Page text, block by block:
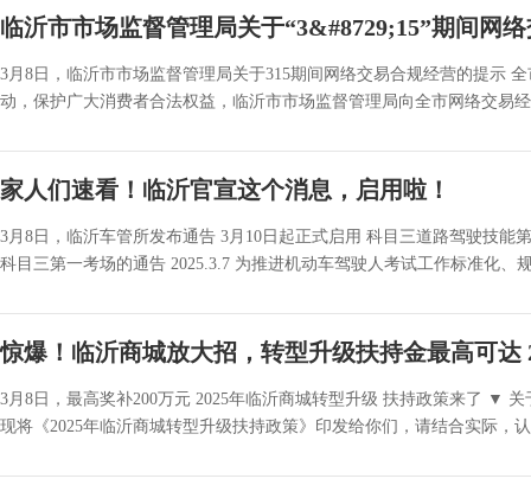
临沂市市场监督管理局关于“3&#8729;15”期间网
3月8日，临沂市市场监督管理局关于315期间网络交易合规经营的提示
动，保护广大消费者合法权益，临沂市市场监督管理局向全市网络交易
家人们速看！临沂官宣这个消息，启用啦！
3月8日，临沂车管所发布通告 3月10日起正式启用 科目三道路驾驶技
科目三第一考场的通告 2025.3.7 为推进机动车驾驶人考试工作标准化、
惊爆！临沂商城放大招，转型升级扶持金最高可达
3月8日，最高奖补200万元 2025年临沂商城转型升级 扶持政策来了 ▼
现将《2025年临沂商城转型升级扶持政策》印发给你们，请结合实际，